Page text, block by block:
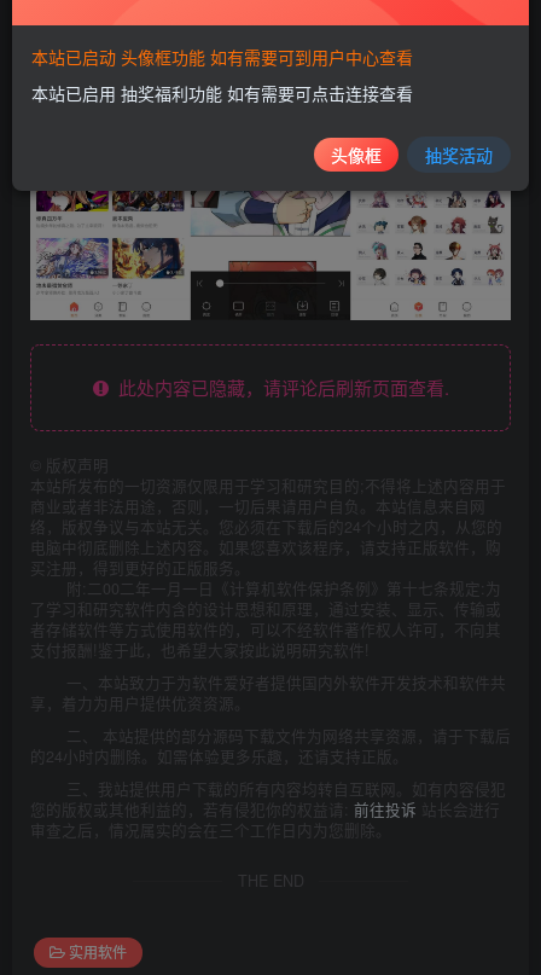
此处内容已隐藏，请评论后刷新页面查看.
版权声明
本站所发布的一切资源仅限用于学习和研究目的;不得将上述内容用于
商业或者非法用途，否则，一切后果请用户自负。本站信息来自网
络，版权争议与本站无关。您必须在下载后的24个小时之内，从您的
电脑中彻底删除上述内容。如果您喜欢该程序，请支持正版软件，购
买注册，得到更好的正版服务。
附:二00二年一月一日《计算机软件保护条例》第十七条规定:为
了学习和研究软件内含的设计思想和原理，通过安装、显示、传输或
者存储软件等方式使用软件的，可以不经软件著作权人许可，不向其
支付报酬!鉴于此，也希望大家按此说明研究软件!
一、本站致力于为软件爱好者提供国内外软件开发技术和软件共
享，着力为用户提供优资资源。
二、 本站提供的部分源码下载文件为网络共享资源，请于下载后
的24小时内删除。如需体验更多乐趣，还请支持正版。
三、我站提供用户下载的所有内容均转自互联网。如有内容侵犯
您的版权或其他利益的，若有侵犯你的权益请: 前往投诉 站长会进行
审查之后，情况属实的会在三个工作日内为您删除。
THE END
实用软件
本站已启动 头像框功能 如有需要可到用户中心查看
本站已启用 抽奖福利功能 如有需要可点击连接查看
头像框 抽奖活动